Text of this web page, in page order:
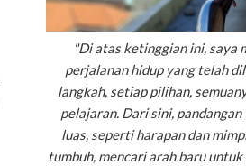
"Di atas ketinggian ini, saya
perjalanan hidup yang telah
langkah, setiap pilihan,
pelajaran. Dari sini,
luas, seperti harapan dan
tumbuh, mencari arah baru